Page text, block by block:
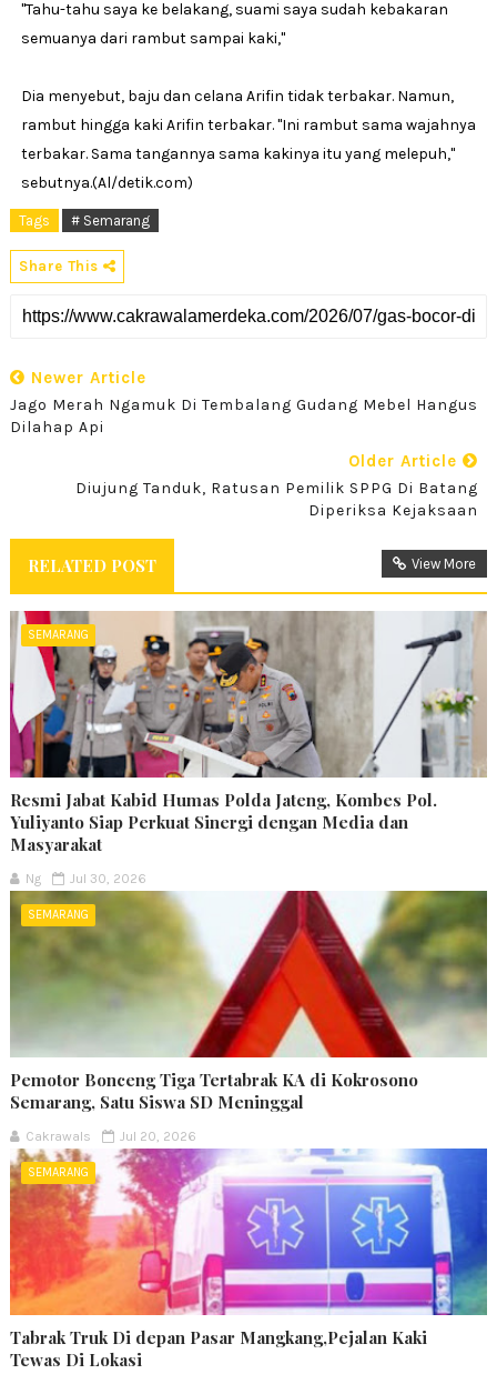
"Tahu-tahu saya ke belakang, suami saya sudah kebakaran
semuanya dari rambut sampai kaki,"
Dia menyebut, baju dan celana Arifin tidak terbakar. Namun,
rambut hingga kaki Arifin terbakar. "Ini rambut sama wajahnya
terbakar. Sama tangannya sama kakinya itu yang melepuh,"
sebutnya.(Al/detik.com)
Tags # Semarang
Share This
Newer Article
Jago Merah Ngamuk Di Tembalang Gudang Mebel Hangus
Dilahap Api
Older Article
Diujung Tanduk, Ratusan Pemilik SPPG Di Batang
Diperiksa Kejaksaan
RELATED POST View More
SEMARANG
Resmi Jabat Kabid Humas Polda Jateng, Kombes Pol.
Yuliyanto Siap Perkuat Sinergi dengan Media dan
Masyarakat
Ng Jul 30, 2026
SEMARANG
Pemotor Bonceng Tiga Tertabrak KA di Kokrosono
Semarang, Satu Siswa SD Meninggal
Cakrawals Jul 20, 2026
SEMARANG
Tabrak Truk Di depan Pasar Mangkang,Pejalan Kaki
Tewas Di Lokasi